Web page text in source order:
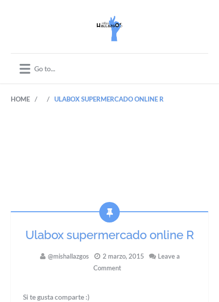
HOME / / ULABOX SUPERMERCADO ONLINE R
Ulabox supermercado online R
@mishallazgos 2 marzo, 2015
Leave a
Comment
Si te gusta comparte :)